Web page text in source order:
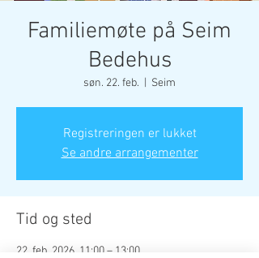
Familiemøte på Seim
Bedehus
søn. 22. feb. Seim
Registreringen er lukket
Se andre arrangementer
Tid og sted
22. feb. 2026, 11:00 – 13:00